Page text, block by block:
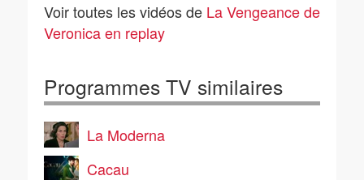
Voir toutes les vidéos de La Vengeance de
Veronica en replay
Programmes TV similaires
La Moderna
Cacau